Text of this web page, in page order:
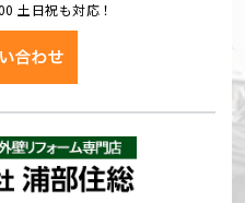
土日祝も対応！